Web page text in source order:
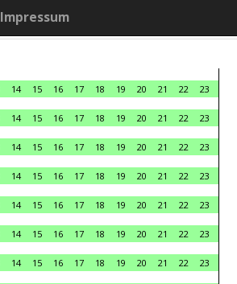
Impressum
14 15 16 17 18 19 20 21 22
23
14 15 16 17 18 19 20 21 22
23
14 15 16 17 18 19 20 21 22
23
14 15 16 17 18 19 20 21 22
23
14 15 16 17 18 19 20 21 22
23
14 15 16 17 18 19 20 21 22
23
14 15 16 17 18 19 20 21 22
23